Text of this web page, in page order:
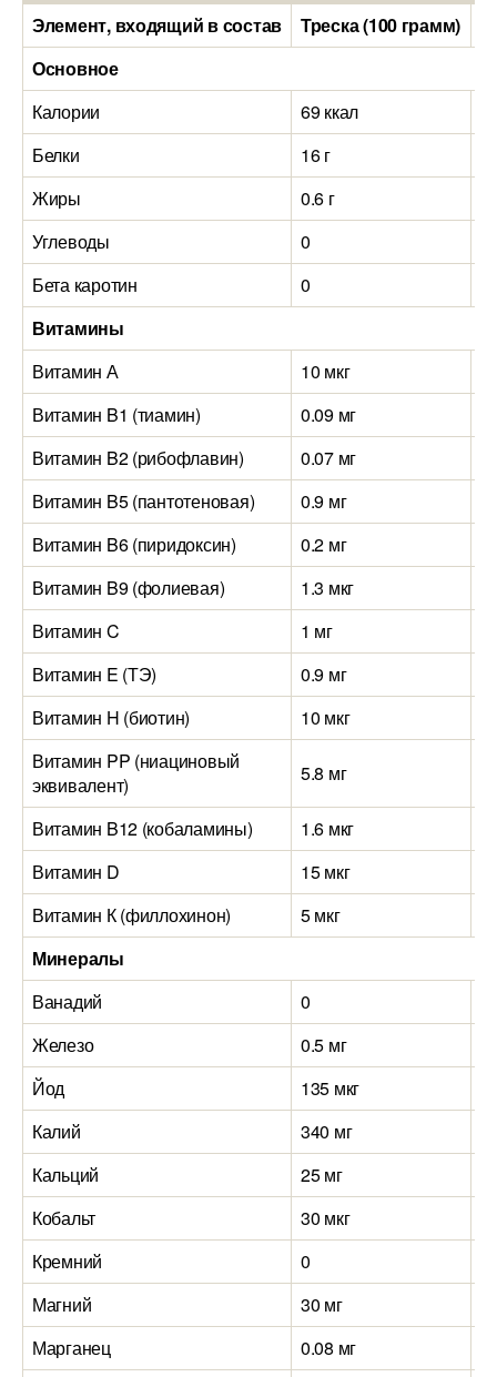
Элемент, входящий в состав
Треска (100 грамм)
Основное
Калории
69 ккал
Белки
16 г
Жиры
0.6 г
Углеводы
0
Бета каротин
0
Витамины
Витамин А
10 мкг
Витамин B1 (тиамин)
0.09 мг
Витамин B2 (рибофлавин)
0.07 мг
Витамин B5 (пантотеновая)
0.9 мг
Витамин B6 (пиридоксин)
0.2 мг
Витамин B9 (фолиевая)
1.3 мкг
Витамин C
1 мг
Витамин E (ТЭ)
0.9 мг
Витамин H (биотин)
10 мкг
Витамин PP (ниациновый
эквивалент)
5.8 мг
Витамин B12 (кобаламины) 1.6 мкг
Витамин D
15 мкг
Витамин К (филлохинон)
5 мкг
Минералы
Ванадий
0
Железо
0.5 мг
Йод
135 мкг
Калий
340 мг
Кальций
25 мг
Кобальт
30 мкг
Кремний
0
Магний
30 мг
Марганец
0.08 мг